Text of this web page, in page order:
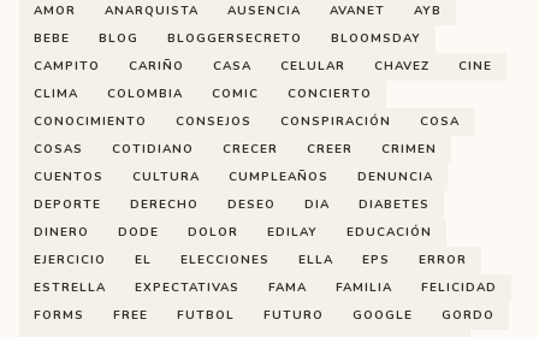
AMOR
ANARQUISTA AUSENCIA AVANET
AYB
BEBE
BLOG BLOGGERSECRETO
BLOOMSDAY
CAMPITO
CARIÑO CASA CELULAR CHAVEZ
CINE
CLIMA
COLOMBIA COMIC
CONCIERTO
CONOCIMIENTO
CONSEJOS CONSPIRACIÓN
COSA
COSAS
COTIDIANO CRECER CREER
CRIMEN
CUENTOS
CULTURA CUMPLEAÑOS
DENUNCIA
DEPORTE
DERECHO DESEO DIA
DIABETES
DINERO
DODE DOLOR EDILAY
EDUCACIÓN
EJERCICIO
EL ELECCIONES ELLA EPS
ERROR
ESTRELLA
EXPECTATIVAS FAMA FAMILIA
FELICIDAD
FORMS
FREE FUTBOL FUTURO GOOGLE
GORDO